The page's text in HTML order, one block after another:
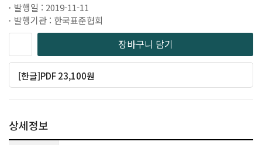
발행일 : 2019-11-11
발행기관 : 한국표준협회
장바구니 담기
[한글]PDF 23,100원
상세정보